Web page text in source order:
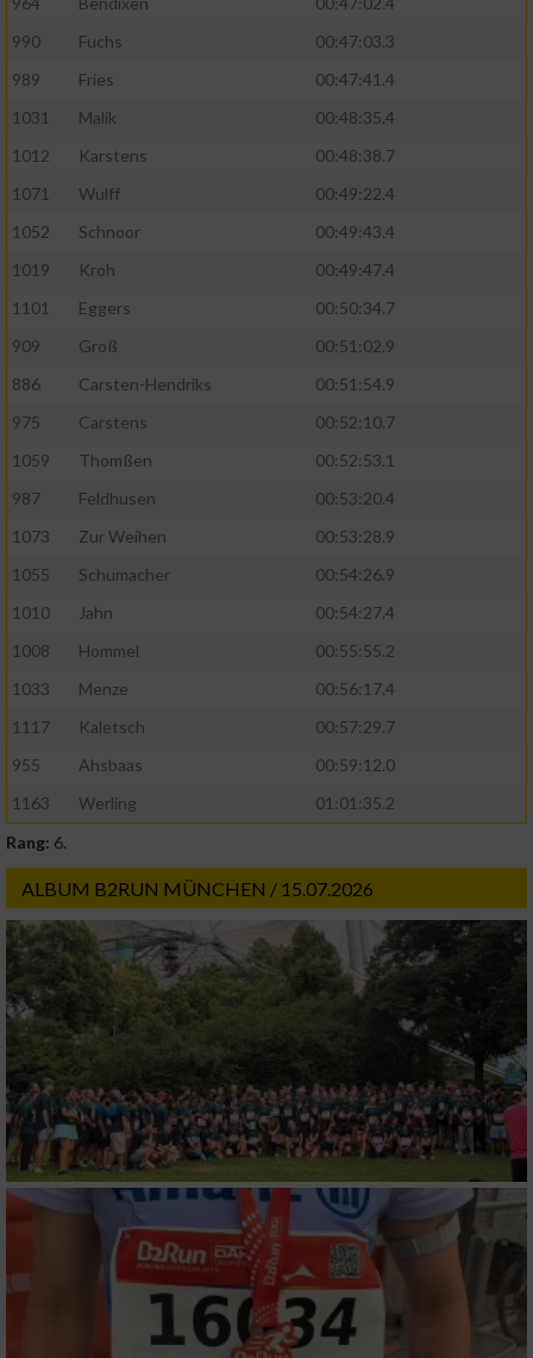
990
Fuchs
00:47:03.3
989
Fries
00:47:41.4
1031
Malik
00:48:35.4
1012
Karstens
00:48:38.7
1071
Wulff
00:49:22.4
1052
Schnoor
00:49:43.4
1019
Kroh
00:49:47.4
1101
Eggers
00:50:34.7
909
Groß
00:51:02.9
886
Carsten-Hendriks
00:51:54.9
975
Carstens
00:52:10.7
1059
Thomßen
00:52:53.1
987
Feldhusen
00:53:20.4
1073
Zur Weihen
00:53:28.9
1055
Schumacher
00:54:26.9
1010
Jahn
00:54:27.4
1008
Hommel
00:55:55.2
1033
Menze
00:56:17.4
1117
Kaletsch
00:57:29.7
955
Ahsbaas
00:59:12.0
1163
Werling
01:01:35.2
Rang: 6.
ALBUM B2RUN MÜNCHEN / 15.07.2026
Erstellung von Profilen zur Personalisierung
Verwendung von Profilen zur Auswahl
Messung der Werbeleistung
Messung der Performance von Inhalten
Analyse von Zielgruppen durch Statistiken
oder Kombinationen von Daten aus
verschiedenen Quellen
Entwicklung und Verbesserung der Angebote
von Inhalten
Geräte anhand von aktiv angeforderten
Informationen identifizieren
Nicht-IAB-Verarbeitungszwecke:
Notwendig
Performance
Funktional
Werbung